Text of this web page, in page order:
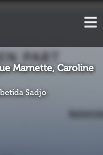
Marnette, Caroline
Sadjo